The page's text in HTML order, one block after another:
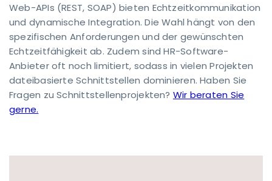
Web-APIs (REST, SOAP) bieten Echtzeitkommunikation
und dynamische Integration. Die Wahl hängt von den
spezifischen Anforderungen und der gewünschten
Echtzeitfähigkeit ab. Zudem sind HR-Software-
Anbieter oft noch limitiert, sodass in vielen Projekten
dateibasierte Schnittstellen dominieren. Haben Sie
Fragen zu Schnittstellenprojekten? Wir beraten Sie
gerne.